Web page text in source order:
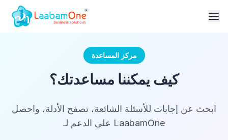
مركز المساعدة
كيف يمكننا مساعدتك؟
ابحث عن إجابات للأسئلة الشائعة، تصفح الأدلة، واحصل
على الدعم لـ LaabamOne